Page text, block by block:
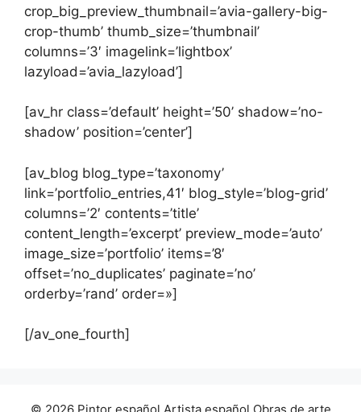
crop_big_preview_thumbnail=’avia-gallery-big-
crop-thumb’ thumb_size=’thumbnail’
columns=’3′ imagelink=’lightbox’
lazyload=’avia_lazyload’]
[av_hr class=’default’ height=’50’ shadow=’no-
shadow’ position=’center’]
[av_blog blog_type=’taxonomy’
link=’portfolio_entries,41′ blog_style=’blog-grid’
columns=’2′ contents=’title’
content_length=’excerpt’ preview_mode=’auto’
image_size=’portfolio’ items=’8′
offset=’no_duplicates’ paginate=’no’
orderby=’rand’ order=»]
[/av_one_fourth]